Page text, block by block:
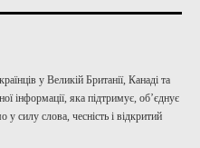
у Великій Британії, Канаді та
яка підтримує, об’єднує
у силу слова, чесність і відкритий